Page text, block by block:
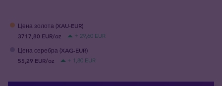
Цена золота (XAU-EUR)
3717,80 EUR/oz
+ 29,60 EUR
Цена серебра (XAG-EUR)
55,29 EUR/oz
+ 1,80 EUR